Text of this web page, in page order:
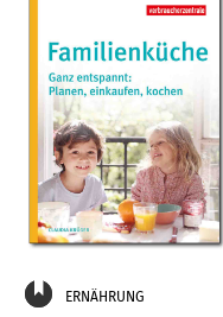
ERNÄHRUNG